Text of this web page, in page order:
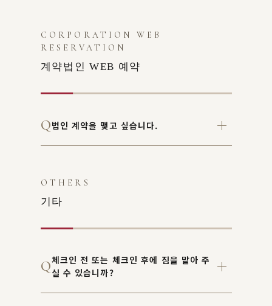
CORPORATION WEB
RESERVATION
계약법인 WEB 예약
법인 계약을 맺고 싶습니다.
OTHERS
기타
체크인 전 또는 체크인 후에 짐을 맡아 주
실 수 있습니까?